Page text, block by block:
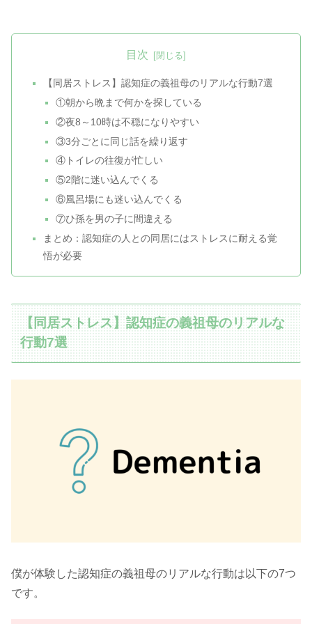
目次
【同居ストレス】認知症の義祖母のリアルな行動7選
①朝から晩まで何かを探している
②夜8～10時は不穏になりやすい
③3分ごとに同じ話を繰り返す
④トイレの往復が忙しい
⑤2階に迷い込んでくる
⑥風呂場にも迷い込んでくる
⑦ひ孫を男の子に間違える
まとめ：認知症の人との同居にはストレスに耐える覚
悟が必要
【同居ストレス】認知症の義祖母のリアルな
行動7選
僕が体験した認知症の義祖母のリアルな行動は以下の7つ
です。